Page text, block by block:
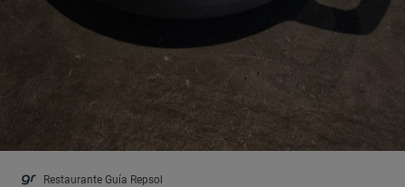
Restaurante Guía Repsol